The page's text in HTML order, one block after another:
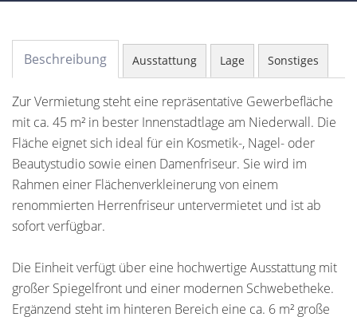
Beschreibung Ausstattung Lage Sonstiges
Zur Vermietung steht eine repräsentative Gewerbefläche
mit ca. 45 m² in bester Innenstadtlage am Niederwall. Die
Fläche eignet sich ideal für ein Kosmetik-, Nagel- oder
Beautystudio sowie einen Damenfriseur. Sie wird im
Rahmen einer Flächenverkleinerung von einem
renommierten Herrenfriseur untervermietet und ist ab
sofort verfügbar.
Die Einheit verfügt über eine hochwertige Ausstattung mit
großer Spiegelfront und einer modernen Schwebetheke.
Ergänzend steht im hinteren Bereich eine ca. 6 m² große